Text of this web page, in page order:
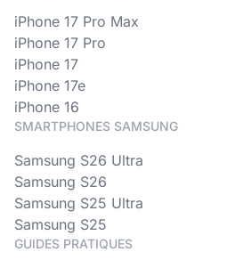
iPhone 17 Pro Max
iPhone 17 Pro
iPhone 17
iPhone 17e
iPhone 16
SMARTPHONES SAMSUNG
Samsung S26 Ultra
Samsung S26
Samsung S25 Ultra
Samsung S25
GUIDES PRATIQUES